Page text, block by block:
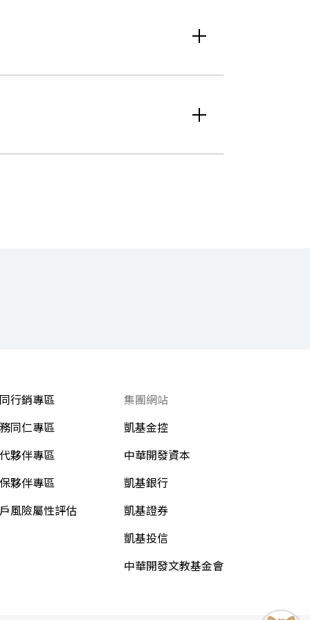
行銷專區
同仁專區
夥伴專區
夥伴專區
風險屬性評估
集團網站
凱基金控
中華開發資本
凱基銀行
凱基證券
凱基投信
中華開發文教基金會